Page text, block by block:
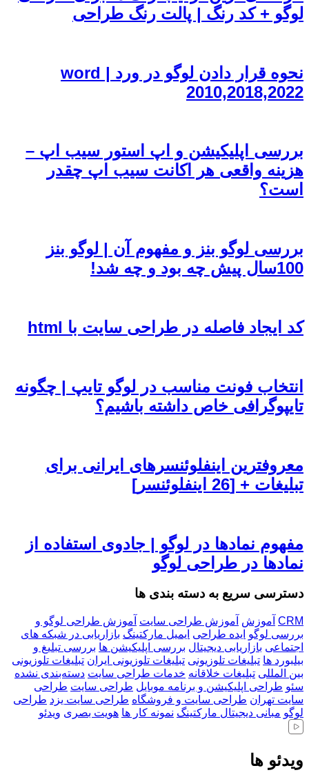
لوگو + کد رنگ | پالت رنگ طراحی
نحوه قرار دادن لوگو در ورد | word
2010,2018,2022
بررسی اپلیکیشن و اپ استور سیب اپ –
هزینه واقعی هر اکانت سیب اپ چقدر
است؟
بررسی لوگو بنز و مفهوم آن | لوگو بنز
100سال پیش چه بود و چه شد!
کد ایجاد فاصله در طراحی سایت با html
انتخاب فونت مناسب در لوگو تایپ | چگونه
تایپوگرافی خاص داشته باشیم؟
معروفترین اینفلوئنسرهای ایرانی برای
تبلیغات + [26 اینفلوئنسر]
مفهوم نمادها در لوگو | جادوی استفاده از
نمادها در طراحی لوگو
دسترسی سریع به دسته بندی ها
CRM آموزش آموزش طراحی سایت آموزش طراحی لوگو و
بررسی لوگو ایده طراحی ایمیل مارکتینگ بازاریابی در شبکه های
اجتماعی بازاریابی دیجیتال بررسی اپلیکیشن ها بررسی تبلیغ و
بیلبورد ها تبلیغات تلوزیونی تبلیغات تلوزیونی ایران تبلیغات تلوزیونی
بین المللی تبلیغات خلاقانه خدمات طراحی سایت دسته‌بندی نشده
سئو طراحی اپلیکیشن و برنامه موبایل طراحی سایت طراحی
سایت تهران طراحی سایت و فروشگاه طراحی سایت یزد طراحی
لوگو مبانی دیجیتال مارکتینگ نمونه کار ها هویت بصری ویدئو
ویدئو ها